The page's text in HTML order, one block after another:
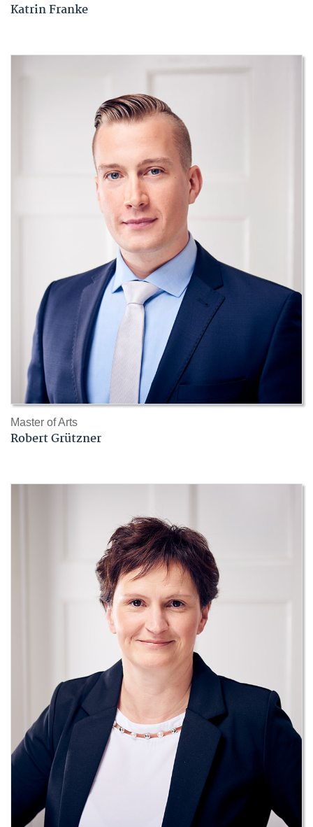
Katrin Franke
Master of Arts
Robert Grützner